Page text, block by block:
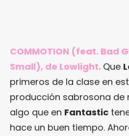
COMMOTION (feat. Bad
Small), de Lowlight. Que
primeros de la clase en
producción sabrosona de
algo que en Fantastic
hace un buen tiempo.